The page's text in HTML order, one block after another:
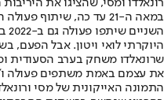
רונאלדו ומסי, שהציגו את
במאה ה-21 עד כה, שיתוף פעולה הוא אירוע נדיר.
היוקרתי לואי ויטון. אבל הפעם,
שרונאלדו משחק בערב הסעודית
את עצמם באמת משתפים פעולה
התמונה האייקונית של מסי